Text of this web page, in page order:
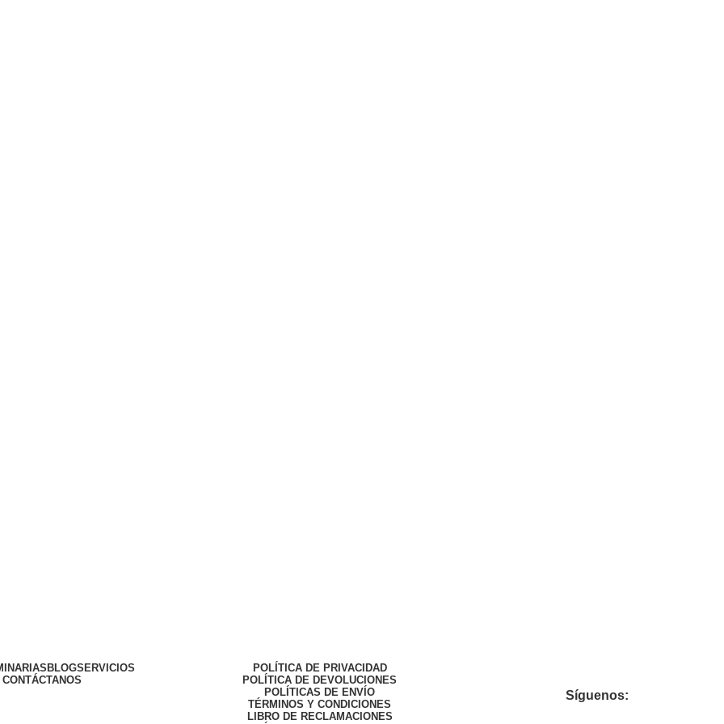
BLOGSERVICIOS
CONTÁCTANOS
POLÍTICA DE PRIVACIDAD
POLÍTICA DE DEVOLUCIONES
POLÍTICAS DE ENVÍO
TÉRMINOS Y CONDICIONES
LIBRO DE RECLAMACIONES
Síguenos: